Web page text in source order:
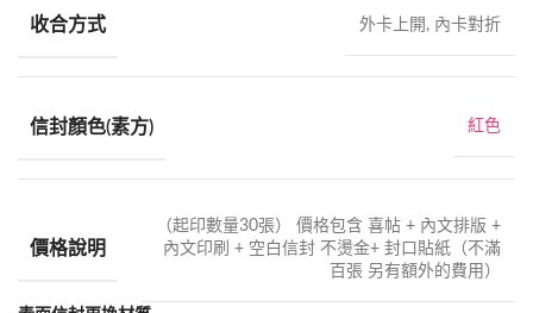
收合方式 外卡上開, 內卡對折
信封顏色(素方) 紅色
價格說明
（起印數量30張） 價格包含 喜帖 + 內文排版 +
內文印刷 + 空白信封 不燙金+ 封口貼紙（不滿
百張 另有額外的費用）